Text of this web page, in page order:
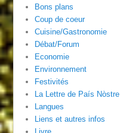
Bons plans
Coup de coeur
Cuisine/Gastronomie
Débat/Forum
Economie
Environnement
Festivités
La Lettre de País Nòstre
Langues
Liens et autres infos